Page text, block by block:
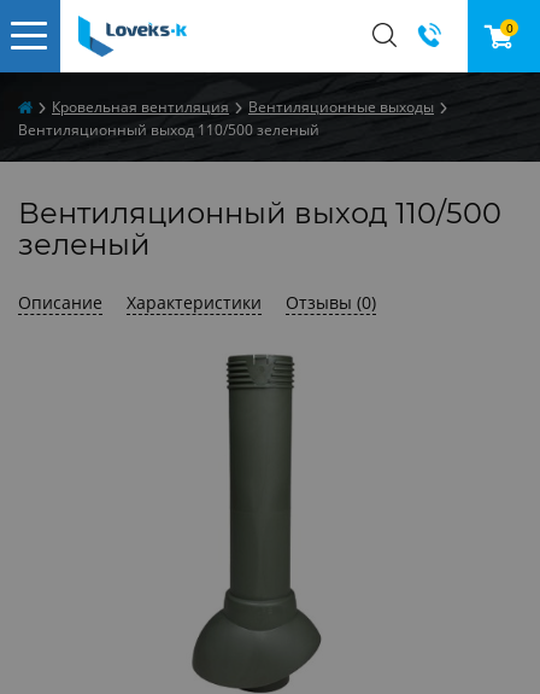
0
​Кровельная вентиляция
Вентиляционные выходы
Вентиляционный выход 110/500 зеленый
Вентиляционный выход 110/500
зеленый
Описание Характеристики Отзывы (0)